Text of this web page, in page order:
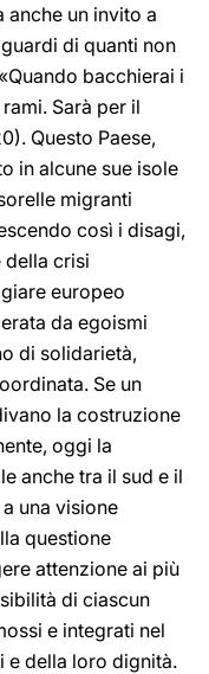
anche un invito a
di quanti non
bacchierai i
Sarà per il
Questo Paese,
in alcune sue isole
migranti
così i disagi,
della crisi
europeo
da egoismi
di solidarietà,
Se un
la costruzione
oggi la
anche tra il sud e il
una visione
questione
attenzione ai più
di ciascun
e integrati nel
e della loro dignità.